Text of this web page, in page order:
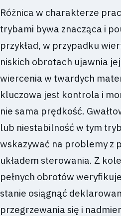
Różnica w charakterze
trybami bywa znacząca i
przykład, w przypadku
niskich obrotach ujawnia
wiercenia w twardych
kluczowa jest kontrola i
nie sama prędkość.
lub niestabilność w tym
wskazywać na problemy z
układem sterowania. Z
pełnych obrotów
stanie osiągnąć
przegrzewania się i